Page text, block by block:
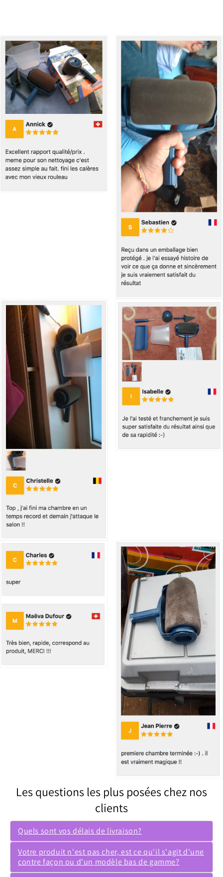
Les questions les plus posées chez nos
clients
Quels sont vos délais de livraison?
Votre produit n'est pas cher, est ce qu'il s'agit d'une
contre façon ou d'un modèle bas de gamme?